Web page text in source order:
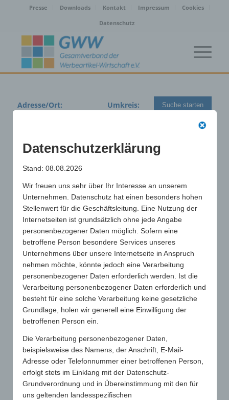
Presse Downloads Kontakt Impressum
Cookies
Datenschutz
Adresse/Ort: Umkreis: Suche starten
Datenschutzerklärung
Stand: 08.08.2026
Wir freuen uns sehr über Ihr Interesse an unserem
Unternehmen. Datenschutz hat einen besonders hohen
Stellenwert für die Geschäftsleitung. Eine Nutzung der
Internetseiten ist grundsätzlich ohne jede Angabe
personenbezogener Daten möglich. Sofern eine
betroffene Person besondere Services unseres
Unternehmens über unsere Internetseite in Anspruch
nehmen möchte, könnte jedoch eine Verarbeitung
personenbezogener Daten erforderlich werden. Ist die
Verarbeitung personenbezogener Daten erforderlich und
besteht für eine solche Verarbeitung keine gesetzliche
Grundlage, holen wir generell eine Einwilligung der
betroffenen Person ein.
Die Verarbeitung personenbezogener Daten,
beispielsweise des Namens, der Anschrift, E-Mail-
Adresse oder Telefonnummer einer betroffenen Person,
erfolgt stets im Einklang mit der Datenschutz-
Grundverordnung und in Übereinstimmung mit den für
uns geltenden landesspezifischen